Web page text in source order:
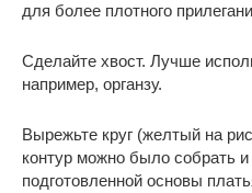
для более плотного
Сделайте хвост. Лучше
например, органзу.
Вырежьте круг (желтый на
контур можно было собрать
подготовленной основы